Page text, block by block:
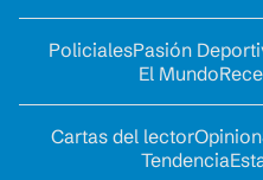
PolicialesPasión
El Mundo
Cartas del lectorOpinion
Tendencia